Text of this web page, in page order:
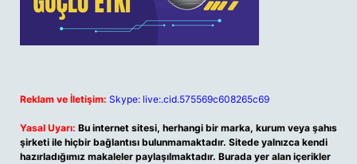
Reklam ve İletişim: Skype: live:.cid.575569c608265c69
Yasal Uyarı: Bu internet sitesi, herhangi bir marka, kurum veya şahıs
şirketi ile hiçbir bağlantısı bulunmamaktadır. Sitede yalnızca kendi
hazırladığımız makaleler paylaşılmaktadır. Burada yer alan içerikler